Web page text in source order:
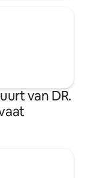
van DR.